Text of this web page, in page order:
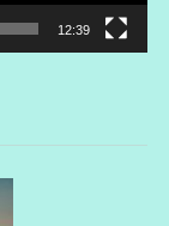
12:39